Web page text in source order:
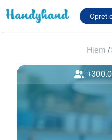
Opret
Hjem /